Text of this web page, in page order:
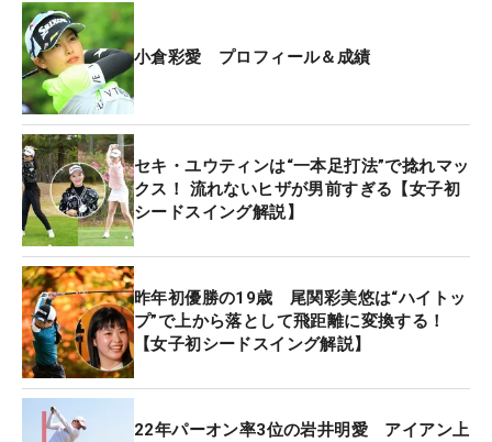
小倉彩愛 プロフィール＆成績
セキ・ユウティンは“一本足打法”で捻れマッ
クス！ 流れないヒザが男前すぎる【女子初
シードスイング解説】
昨年初優勝の19歳 尾関彩美悠は“ハイトッ
プ”で上から落として飛距離に変換する！
【女子初シードスイング解説】
22年パーオン率3位の岩井明愛 アイアン上